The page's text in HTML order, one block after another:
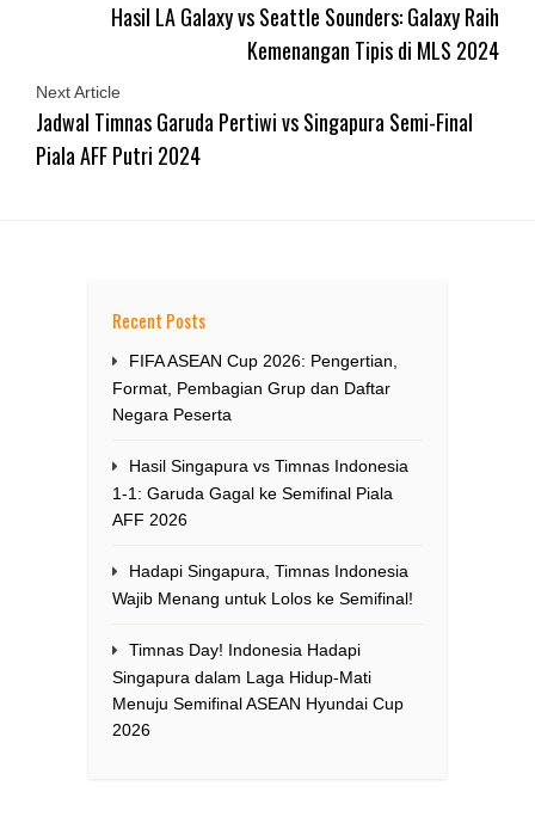
Hasil LA Galaxy vs Seattle Sounders: Galaxy Raih
Kemenangan Tipis di MLS 2024
Next Article
Jadwal Timnas Garuda Pertiwi vs Singapura Semi-Final
Piala AFF Putri 2024
Recent Posts
FIFA ASEAN Cup 2026: Pengertian,
Format, Pembagian Grup dan Daftar
Negara Peserta
Hasil Singapura vs Timnas Indonesia
1-1: Garuda Gagal ke Semifinal Piala
AFF 2026
Hadapi Singapura, Timnas Indonesia
Wajib Menang untuk Lolos ke Semifinal!
Timnas Day! Indonesia Hadapi
Singapura dalam Laga Hidup-Mati
Menuju Semifinal ASEAN Hyundai Cup
2026